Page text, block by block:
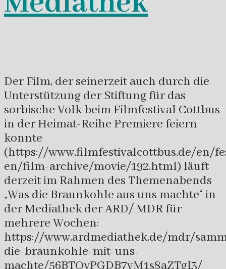
Der Film, der seinerzeit auch durch die
Unterstützung der Stiftung für das
sorbische Volk beim Filmfestival Cottbus
in der Heimat-Reihe Premiere feiern
konnte
(https://www.filmfestivalcottbus.de/en/
en/film-archive/movie/192.html) läuft
derzeit im Rahmen des Themenabends
„Was die Braunkohle aus uns machte“ in
der Mediathek der ARD/ MDR für
mehrere Wochen:
https://www.ardmediathek.de/mdr/
die-braunkohle-mit-uns-
machte/56BTOyPGDB7vM1s8aZTgI3/